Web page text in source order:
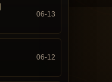
06-13
06-12